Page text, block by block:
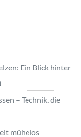
Ein Blick hinter
– Technik, die
mühelos